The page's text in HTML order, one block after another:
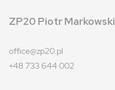
ZP20 Piotr Markowski
office@zp20.pl
+48 733 644 002